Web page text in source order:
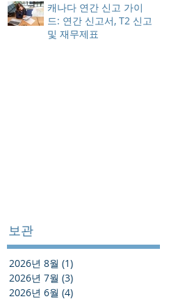
캐나다 연간 신고 가이
드: 연간 신고서, T2 신고
및 재무제표
보관
2026년 8월 (1)
2026년 7월 (3)
2026년 6월 (4)